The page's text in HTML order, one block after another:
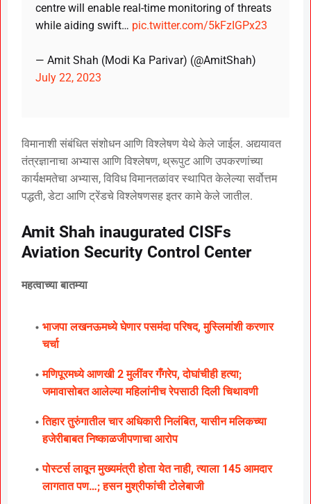
centre will enable real-time monitoring of threats
while aiding swift… pic.twitter.com/5kFzIGPx23
— Amit Shah (Modi Ka Parivar) (@AmitShah)
July 22, 2023
विमानाशी संबंधित संशोधन आणि विश्लेषण येथे केले जाईल. अद्ययावत
तंत्रज्ञानाचा अभ्यास आणि विश्लेषण, थ्रूपुट आणि उपकरणांच्या
कार्यक्षमतेचा अभ्यास, विविध विमानतळांवर स्थापित केलेल्या सर्वोत्तम
पद्धती, डेटा आणि ट्रेंडचे विश्लेषणसह इतर कामे केले जातील.
Amit Shah inaugurated CISFs
Aviation Security Control Center
महत्वाच्या बातम्या
भाजपा लखनऊमध्ये घेणार पसमंदा परिषद, मुस्लिमांशी करणार
चर्चा
मणिपूरमध्ये आणखी 2 मुलींवर गँगरेप, दोघांचीही हत्या;
जमावासोबत आलेल्या महिलांनीच रेपसाठी दिली चिथावणी
तिहार तुरुंगातील चार अधिकारी निलंबित, यासीन मलिकच्या
हजेरीबाबत निष्काळजीपणाचा आरोप
पोस्टर्स लावून मुख्यमंत्री होता येत नाही, त्याला 145 आमदार
लागतात पण…; हसन मुश्रीफांची टोलेबाजी